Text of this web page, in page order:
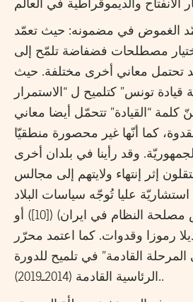
الغموض في مضمونه: حيث تعمّد
اختيار مصطلحات فضفاضة تلمّح إلى
تحتمل معاني أخرى مختلفة. حيث
قيادة تونس” كتلميح ل “الاستمرار
كلمة “القيادة” تتحمّل أيضا معاني
كما أنّها غير محصورة منطقيّا
وقد رأينا في بلدان أخرى
إثر إنتهاء ولايتهم إلى مجالس
عليا تُوجّه سياسات البلاد
(مثل مجلس تشخيص مصلحة النظام في ايران) ([10]) أو
رموزا وقدوات. كما اعتمد محرّر
القادمة” في تلميح للدورة
الرئاسية القادمة (2014ـ2019)..